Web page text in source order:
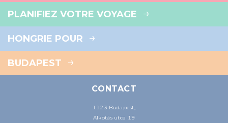
PLANIFIEZ VOTRE VOYAGE
HONGRIE POUR
BUDAPEST
CONTACT
1123 Budapest,
Alkotás utca 19